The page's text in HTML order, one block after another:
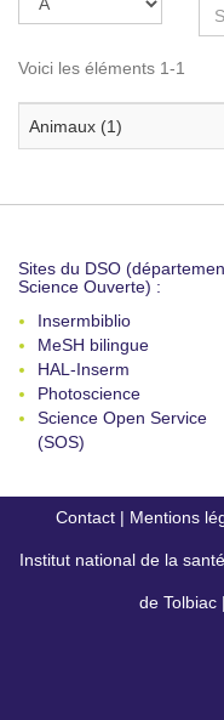
Voici les éléments 1-1
Animaux (1)
Sites du DSO
Science Ouverte) :
Insermbiblio
MeSH bilingue
HAL-Inserm
Photoscience
Science Open Service
(SOS)
Contact | Mentions
Institut national de la
de Tolbiac